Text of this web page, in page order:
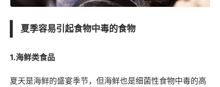
夏季容易引起食物中毒的食物
1.海鲜类食品
夏天是海鲜的盛宴季节，但海鲜也是细菌性食物中毒的高